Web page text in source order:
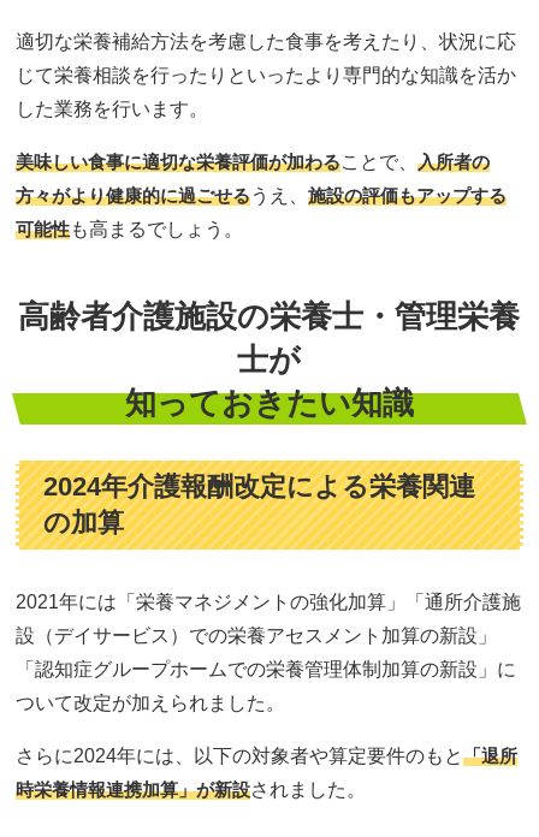
適切な栄養補給方法を考慮した食事を考えたり、状況に応
じて栄養相談を行ったりといったより専門的な知識を活か
した業務を行います。
美味しい食事に適切な栄養評価が加わることで、入所者の
方々がより健康的に過ごせるうえ、施設の評価もアップする
可能性も高まるでしょう。
高齢者介護施設の栄養士・管理栄養
士が
知っておきたい知識
2024年介護報酬改定による栄養関連
の加算
2021年には「栄養マネジメントの強化加算」「通所介護施
設（デイサービス）での栄養アセスメント加算の新設」
「認知症グループホームでの栄養管理体制加算の新設」に
ついて改定が加えられました。
さらに2024年には、以下の対象者や算定要件のもと「退所
時栄養情報連携加算」が新設されました。